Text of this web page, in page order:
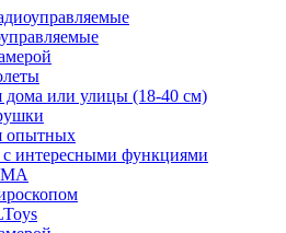
дома или улицы (18-40 см)
опытных
с интересными функциями